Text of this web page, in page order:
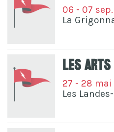
06 - 07
La
Les
27 - 28
Les